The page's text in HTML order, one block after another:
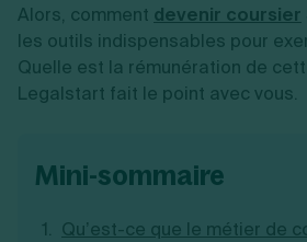
Calcul d'éligibilité à l'ACRE
Vérification de la disponibilité du
Générateur de mentions légales
Confidentialité de l'adresse du
Fermer son entreprise
Radiation auto entrepreneur
Autres
Par fonctionnalité
Logiciel de facturation
Bilans et déclarations fiscales
Par besoin
Fermeture d’entreprise
Exercice d’un métier
Recouvrement de factures
Gérer ses salariés
Sélection de fiches pratiques
Création d'entreprise
Devenir auto entrepreneur
Alors, comment devenir coursier
les outils indispensables pour
Quelle est la rémunération de
Legalstart fait le point avec vous.
mini-sommaire
Qu’est-ce que le métier de